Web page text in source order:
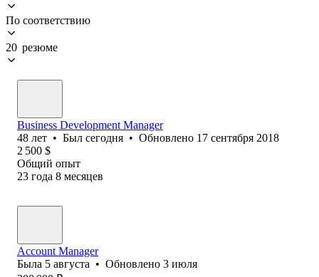
По соответствию
20 резюме
Business Development Manager
48 лет • Был сегодня • Обновлено 17 сентября 2018
2 500 $
Общий опыт
23 года 8 месяцев
Account Manager
Была 5 августа • Обновлено 3 июля